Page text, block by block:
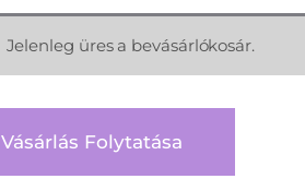
Jelenleg üres a bevásárlókosár.
Vásárlás Folytatása